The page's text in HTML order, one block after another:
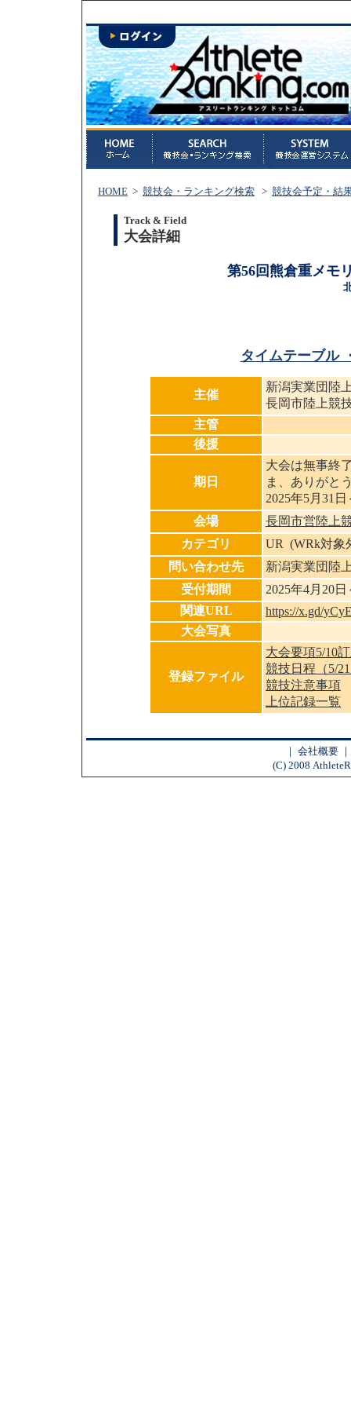
HOME > 競技会・ランキング検索 > 競技会予定・結
Track & Field
大会詳細
第56回熊倉重メモ
タイムテーブル
主催
新潟実業団陸
長岡市陸上競
主管
後援
期日
大会は無事終
ま、ありがと
2025年5月31
会場
長岡市営陸上
カテゴリ
UR (WRk対象
問い合わせ先
新潟実業団陸
受付期間
2025年4月20
関連URL
https://x.gd/
大会写真
登録ファイル
大会要項5/10
競技日程（5/
競技注意事項
上位記録一覧
｜ 会社概要
(C) 2008